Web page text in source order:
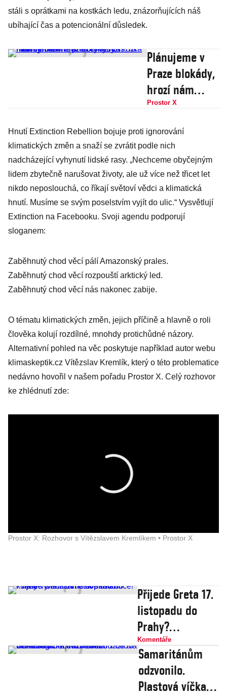
stáli s oprátkami na kostkách ledu, znázorňujících náš
ubíhající čas a potencionální důsledek.
Plánujeme v
Praze blokády,
hrozí nám
vymření a už
říká mluvčí
Rebelie proti
vyhynutí
Holcnerová
Prostor X
Hnutí Extinction Rebellion bojuje proti ignorování
klimatických změn a snaží se zvrátit podle nich
nadcházející vyhynutí lidské rasy. „Nechceme obyčejným
lidem zbytečně narušovat životy, ale už více než třicet let
nikdo neposlouchá, co říkají světoví vědci a klimatická
hnutí. Musíme se svým poselstvím vyjít do ulic.“ Vysvětlují
Extinction na Facebooku. Svoji agendu podporují
sloganem:
Zaběhnutý chod věcí pálí Amazonský prales.
Zaběhnutý chod věcí rozpouští arktický led.
Zaběhnutý chod věcí nás nakonec zabije.
O tématu klimatických změn, jejich příčině a hlavně o roli
člověka kolují rozdílné, mnohdy protichůdné názory.
Alternativní pohled na věc poskytuje například autor webu
klimaskeptik.cz Vítězslav Kremlík, který o této problematice
nedávno hovořil v našem pořadu Prostor X. Celý rozhovor
ke zhlédnutí zde:
Prostor X: Rozhovor s Vítězslavem Kremlíkem • Prostor X
Přijede Greta 17.
listopadu do
Prahy?
Nenechme si
ukrást kulaté
výročí sametové
revoluce!
Komentáře
Samaritánům
odzvonilo.
Plastová víčka